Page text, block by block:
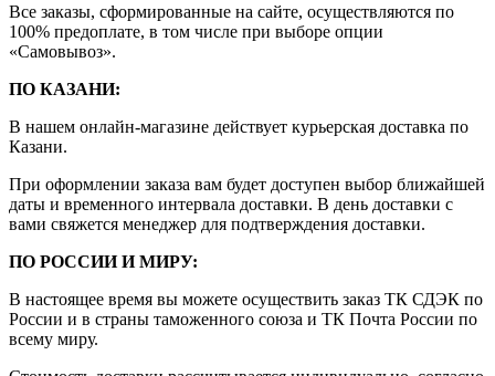
Все заказы, сформированные на сайте, осуществляются по
100% предоплате, в том числе при выборе опции
«Самовывоз».
ПО КАЗАНИ:
В нашем онлайн-магазине действует курьерская доставка по
Казани.
При оформлении заказа вам будет доступен выбор ближайшей
даты и временного интервала доставки. В день доставки с
вами свяжется менеджер для подтверждения доставки.
ПО РОССИИ И МИРУ:
В настоящее время вы можете осуществить заказ ТК СДЭК по
России и в страны таможенного союза и ТК Почта России по
всему миру.